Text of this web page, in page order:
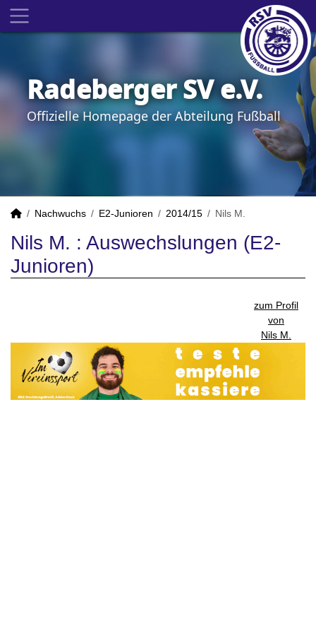
Radeberger SV e.V.
Offizielle Homepage der Abteilung Fußball
Nachwuchs E2-Junioren 2014/15 Nils M.
Nils M. : Auswechslungen (E2-
Junioren)
zum Profil
von
Nils M.